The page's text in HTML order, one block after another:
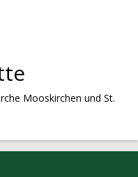
Mooskirchen und St.